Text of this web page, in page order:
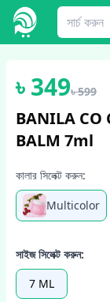
৳349৳599
BANILA CO
BALM 7ml
কালার সিলেক্ট করুন:
Multicolor
সাইজ সিলেক্ট করুন:
7 ML